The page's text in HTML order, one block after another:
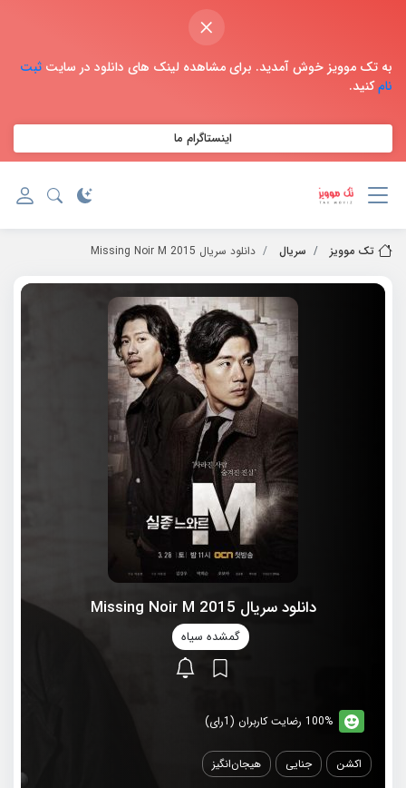
×
به تک موویز خوش آمدید. برای مشاهده لینک های دانلود در سایت ثبت
نامکنید.
اینستاگرام ما
تک موویز سریال دانلود سریال 2015 Missing Noir M
دانلود سریال 2015 Missing Noir M
گمشده سیاه
100% رضایت کاربران (1رای)
اکشن جنایی هیجان‌انگیز